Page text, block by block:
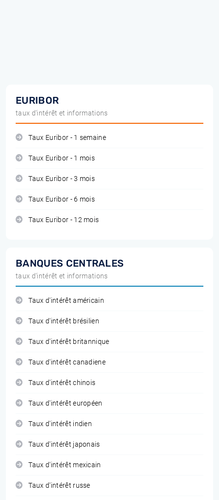
EURIBOR
taux d'intérêt et informations
Taux Euribor - 1 semaine
Taux Euribor - 1 mois
Taux Euribor - 3 mois
Taux Euribor - 6 mois
Taux Euribor - 12 mois
BANQUES CENTRALES
taux d'intérêt et informations
Taux d'intérêt américain
Taux d'intérêt brésilien
Taux d'intérêt britannique
Taux d'intérêt canadiene
Taux d'intérêt chinois
Taux d'intérêt européen
Taux d'intérêt indien
Taux d'intérêt japonais
Taux d'intérêt mexicain
Taux d'intérêt russe